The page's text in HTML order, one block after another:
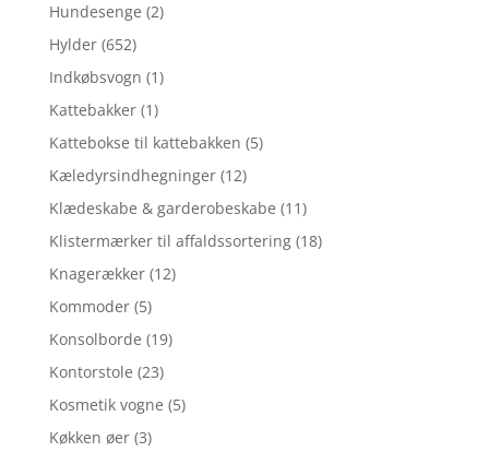
Hundesenge (2)
Hylder (652)
Indkøbsvogn (1)
Kattebakker (1)
Kattebokse til kattebakken (5)
Kæledyrsindhegninger (12)
Klædeskabe & garderobeskabe (11)
Klistermærker til affaldssortering (18)
Knagerækker (12)
Kommoder (5)
Konsolborde (19)
Kontorstole (23)
Kosmetik vogne (5)
Køkken øer (3)